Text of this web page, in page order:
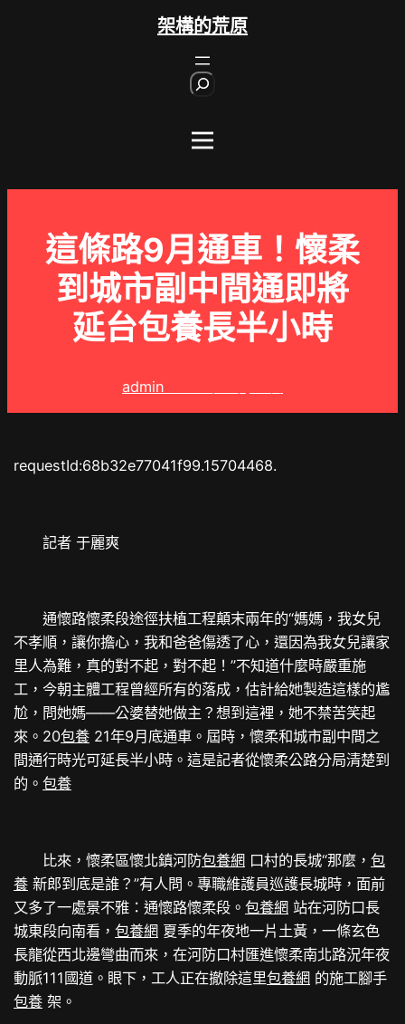
架構的荒原
這條路9月通車！懷柔
到城市副中間通即將
延台包養長半小時
admin
requestId:68b32e77041f99.15704468.
記者 于麗爽
通懷路懷柔段途徑扶植工程顛末兩年的“媽媽，我女兒
不孝順，讓你擔心，我和爸爸傷透了心，還因為我女兒讓家
里人為難，真的對不起，對不起！”不知道什麼時嚴重施
工，今朝主體工程曾經所有的落成，估計給她製造這樣的尷
尬，問她媽——公婆替她做主？想到這裡，她不禁苦笑起
來。20包養 21年9月底通車。屆時，懷柔和城市副中間之
間通行時光可延長半小時。這是記者從懷柔公路分局清楚到
的。包養
比來，懷柔區懷北鎮河防包養網 口村的長城“那麼，包
養 新郎到底是誰？”有人問。專職維護員巡護長城時，面前
又多了一處景不雅：通懷路懷柔段。包養網 站在河防口長
城東段向南看，包養網 夏季的年夜地一片土黃，一條玄色
長龍從西北邊彎曲而來，在河防口村匯進懷柔南北路況年夜
動脈111國道。眼下，工人正在撤除這里包養網 的施工腳手
包養 架。